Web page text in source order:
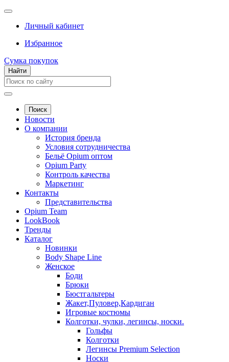
Личный кабинет
Избранное
Сумка покупок
Найти
Поиск
Новости
О компании
История бренда
Условия сотрудничества
Бельё Opium оптом
Opium Party
Контроль качества
Маркетинг
Контакты
Представительства
Opium Team
LookBook
Тренды
Каталог
Новинки
Body Shape Line
Женское
Боди
Брюки
Бюстгальтеры
Жакет,Пуловер,Кардиган
Игровые костюмы
Колготки, чулки, легинсы, носки.
Гольфы
Колготки
Легинсы Premium Selection
Носки